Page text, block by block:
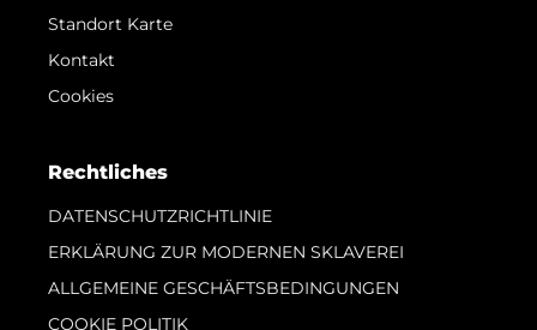
Standort Karte
Kontakt
Cookies
Rechtliches
DATENSCHUTZRICHTLINIE
ERKLÄRUNG ZUR MODERNEN SKLAVEREI
ALLGEMEINE GESCHÄFTSBEDINGUNGEN
COOKIE POLITIK